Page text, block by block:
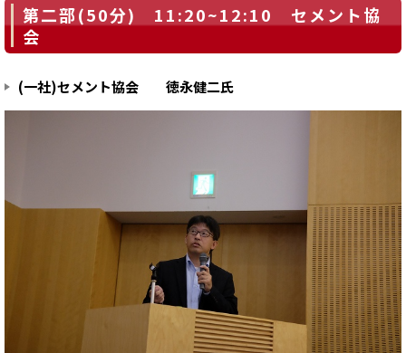
第二部(50分) 11:20~12:10 セメント協
会
(一社)セメント協会 徳永健二氏